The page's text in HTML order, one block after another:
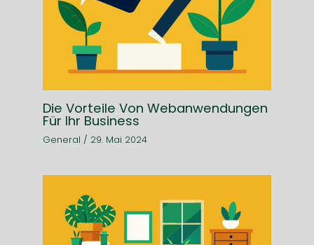
Die Vorteile Von Webanwendungen
Für Ihr Business
General / 29. Mai 2024